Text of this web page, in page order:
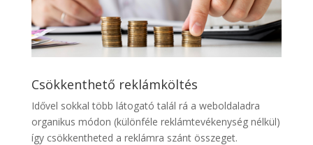
Csökkenthető reklámköltés
Idővel sokkal több látogató talál rá a weboldaladra
organikus módon (különféle reklámtevékenység nélkül)
így csökkentheted a reklámra szánt összeget.